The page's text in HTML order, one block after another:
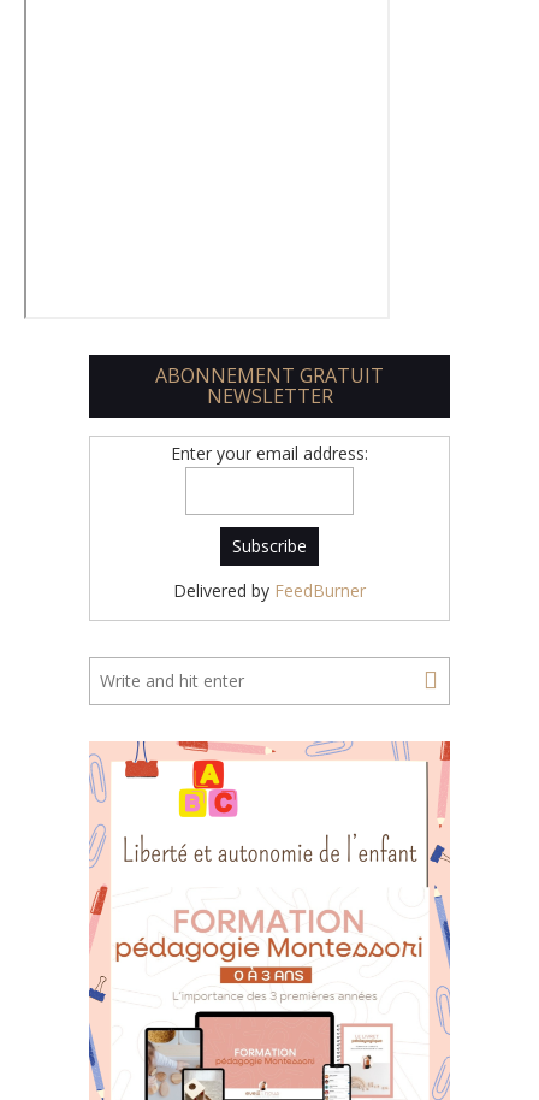
ABONNEMENT GRATUIT
NEWSLETTER
Enter your email address:
Delivered by FeedBurner